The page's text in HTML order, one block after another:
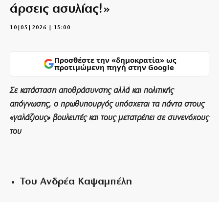
άρσεις ασυλίας!»
10|05|2026 | 15:00
Προσθέστε την «δημοκρατία» ως
προτιμώμενη πηγή στην Google
Σε κατάσταση αποθράσυνσης αλλά και πολιτικής
απόγνωσης, ο πρωθυπουργός υπόσχεται τα πάντα στους
«γαλάζιους» βουλευτές και τους μετατρέπει σε συνενόχους
του
Του Ανδρέα Καψαμπέλη